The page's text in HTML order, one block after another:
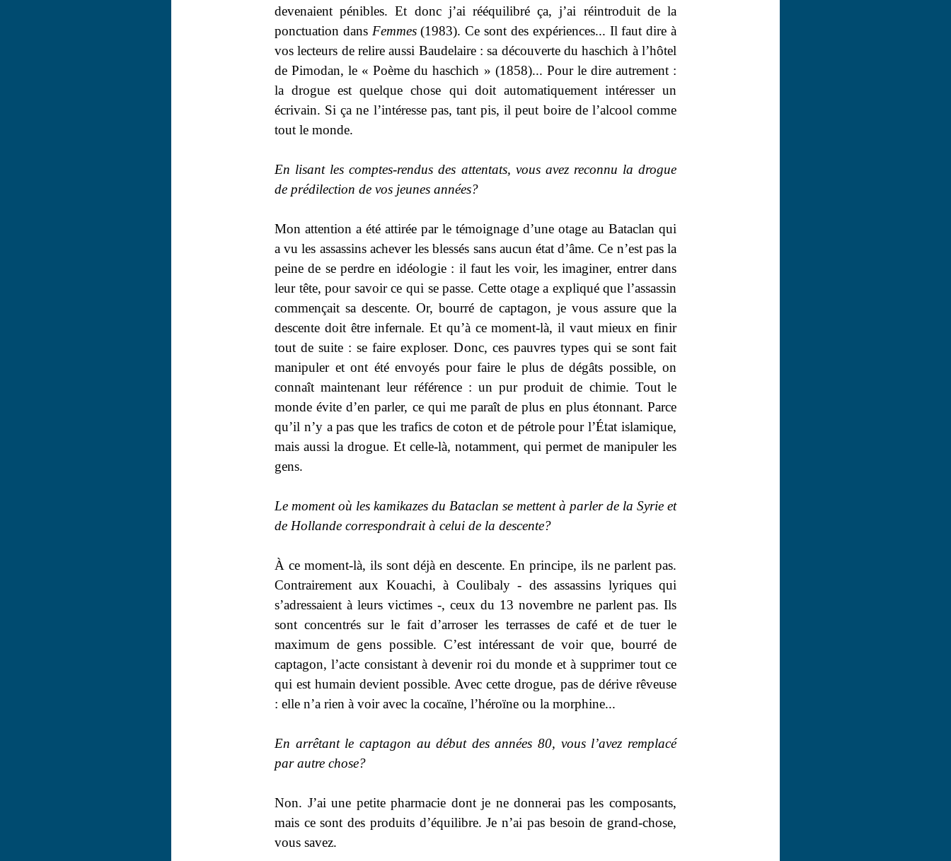
devenaient pénibles. Et donc j’ai rééquilibré ça, j’ai réintroduit de la
ponctuation dans Femmes(1983). Ce sont des expériences... Il faut dire à
vos lecteurs de relire aussi Baudelaire : sa découverte du haschich à l’hôtel
de Pimodan, le « Poème du haschich » (1858)... Pour le dire autrement :
la drogue est quelque chose qui doit automatiquement intéresser un
écrivain. Si ça ne l’intéresse pas, tant pis, il peut boire de l’alcool comme
tout le monde.
En lisant les comptes-rendus des attentats, vous avez reconnu la drogue
de prédilection de vos jeunes années?
Mon attention a été attirée par le témoignage d’une otage au Bataclan qui
a vu les assassins achever les blessés sans aucun état d’âme. Ce n’est pas la
peine de se perdre en idéologie : il faut les voir, les imaginer, entrer dans
leur tête, pour savoir ce qui se passe. Cette otage a expliqué que l’assassin
commençait sa descente. Or, bourré de captagon, je vous assure que la
descente doit être infernale. Et qu’à ce moment-là, il vaut mieux en finir
tout de suite : se faire exploser. Donc, ces pauvres types qui se sont fait
manipuler et ont été envoyés pour faire le plus de dégâts possible, on
connaît maintenant leur référence : un pur produit de chimie. Tout le
monde évite d’en parler, ce qui me paraît de plus en plus étonnant. Parce
qu’il n’y a pas que les trafics de coton et de pétrole pour l’État islamique,
mais aussi la drogue. Et celle-là, notamment, qui permet de manipuler les
gens.
Le moment où les kamikazes du Bataclan se mettent à parler de la Syrie et
de Hollande correspondrait à celui de la descente?
À ce moment-là, ils sont déjà en descente. En principe, ils ne parlent pas.
Contrairement aux Kouachi, à Coulibaly - des assassins lyriques qui
s’adressaient à leurs victimes -, ceux du 13 novembre ne parlent pas. Ils
sont concentrés sur le fait d’arroser les terrasses de café et de tuer le
maximum de gens possible. C’est intéressant de voir que, bourré de
captagon, l’acte consistant à devenir roi du monde et à supprimer tout ce
qui est humain devient possible. Avec cette drogue, pas de dérive rêveuse
: elle n’a rien à voir avec la cocaïne, l’héroïne ou la morphine...
En arrêtant le captagon au début des années 80, vous l’avez remplacé
par autre chose?
Non. J’ai une petite pharmacie dont je ne donnerai pas les composants,
mais ce sont des produits d’équilibre. Je n’ai pas besoin de grand-chose,
vous savez.